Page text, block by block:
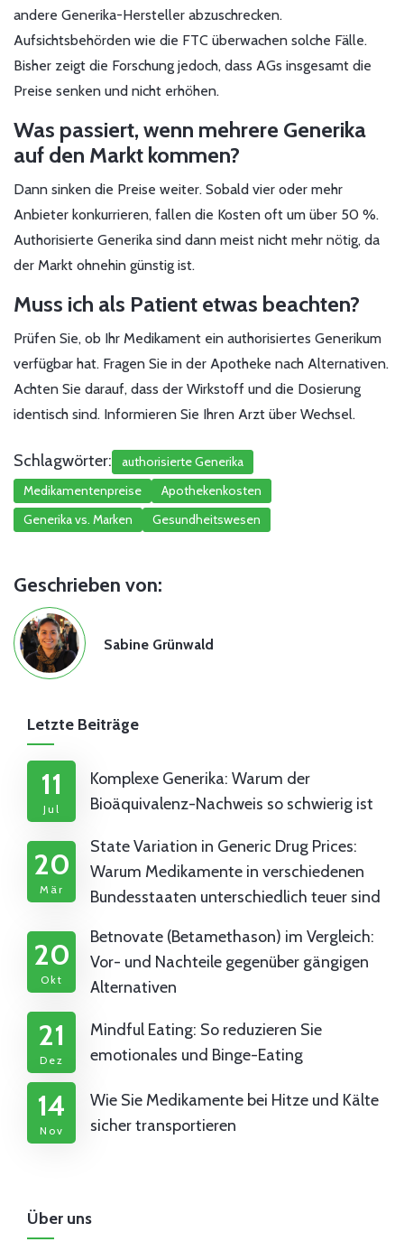
andere Generika-Hersteller abzuschrecken.
Aufsichtsbehörden wie die FTC überwachen solche Fälle.
Bisher zeigt die Forschung jedoch, dass AGs insgesamt die
Preise senken und nicht erhöhen.
Was passiert, wenn mehrere Generika
auf den Markt kommen?
Dann sinken die Preise weiter. Sobald vier oder mehr
Anbieter konkurrieren, fallen die Kosten oft um über 50 %.
Authorisierte Generika sind dann meist nicht mehr nötig, da
der Markt ohnehin günstig ist.
Muss ich als Patient etwas beachten?
Prüfen Sie, ob Ihr Medikament ein authorisiertes Generikum
verfügbar hat. Fragen Sie in der Apotheke nach Alternativen.
Achten Sie darauf, dass der Wirkstoff und die Dosierung
identisch sind. Informieren Sie Ihren Arzt über Wechsel.
Schlagwörter:
authorisierte Generika
Medikamentenpreise
Apothekenkosten
Generika vs. Marken
Gesundheitswesen
Geschrieben von:
Sabine Grünwald
Letzte Beiträge
11
Jul
Komplexe Generika: Warum der
Bioäquivalenz-Nachweis so schwierig ist
20
Mär
State Variation in Generic Drug Prices:
Warum Medikamente in verschiedenen
Bundesstaaten unterschiedlich teuer sind
20
Okt
Betnovate (Betamethason) im Vergleich:
Vor- und Nachteile gegenüber gängigen
Alternativen
21
Dez
Mindful Eating: So reduzieren Sie
emotionales und Binge-Eating
14
Nov
Wie Sie Medikamente bei Hitze und Kälte
sicher transportieren
Über uns